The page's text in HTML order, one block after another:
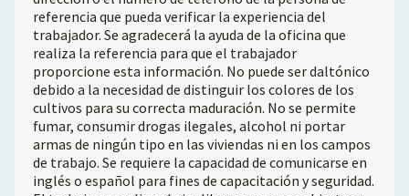
referencia que pueda verificar la experiencia del
trabajador. Se agradecerá la ayuda de la oficina que
realiza la referencia para que el trabajador
proporcione esta información. No puede ser daltónico
debido a la necesidad de distinguir los colores de los
cultivos para su correcta maduración. No se permite
fumar, consumir drogas ilegales, alcohol ni portar
armas de ningún tipo en las viviendas ni en los campos
de trabajo. Se requiere la capacidad de comunicarse en
inglés o español para fines de capacitación y seguridad.